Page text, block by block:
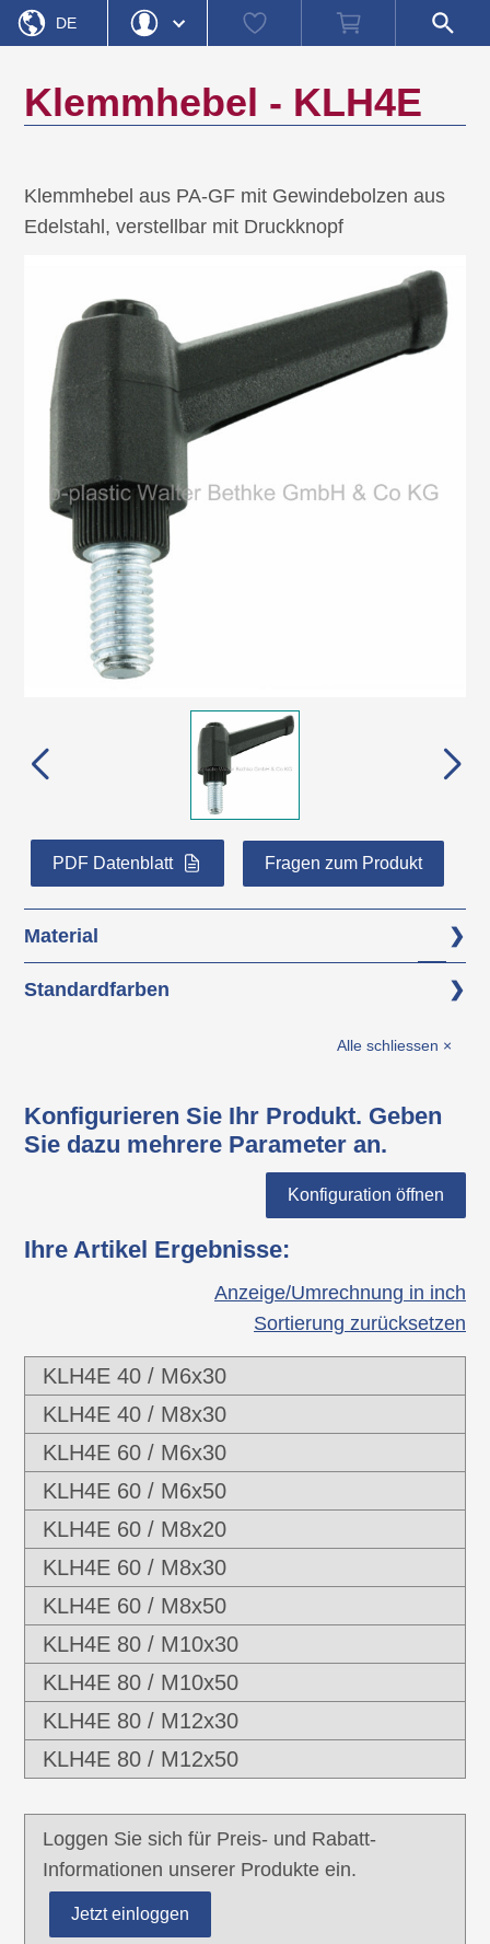
DE
Benutzername
Registrieren Einloggen
Watch
Warenkorb
Shop-
Suche
öffnen
Startseite
» Produktkategorien Bedienelemente Klemmhebel
Klemmhebel - KLH4E
Klemmhebel aus PA-GF mit Gewindebolzen aus
Edelstahl, verstellbar mit Druckknopf
PDF Datenblatt Fragen zum Produkt
Material
Grundkörper: glasfaserverstärktes
Standardfarben
Alle schliessen ×
Konfigurieren Sie Ihr Produkt. Geben
Sie dazu mehrere Parameter an.
Konfiguration öffnen
Ihre Artikel Ergebnisse:
Anzeige/Umrechnung in inch
Sortierung zurücksetzen
KLH4E 40 / M6x30
KLH4E 40 / M8x30
KLH4E 60 / M6x30
KLH4E 60 / M6x50
KLH4E 60 / M8x20
KLH4E 60 / M8x30
KLH4E 60 / M8x50
KLH4E 80 / M10x30
KLH4E 80 / M10x50
KLH4E 80 / M12x30
KLH4E 80 / M12x50
Loggen Sie sich für Preis- und Rabatt-
Informationen unserer Produkte ein.
Jetzt einloggen